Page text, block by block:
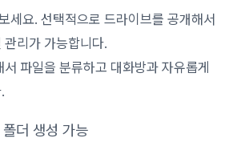
세요. 선택적으로 드라이브를 공개해서
리가 가능합니다.
파일을 분류하고 대화방과 자유롭게
더 생성 가능